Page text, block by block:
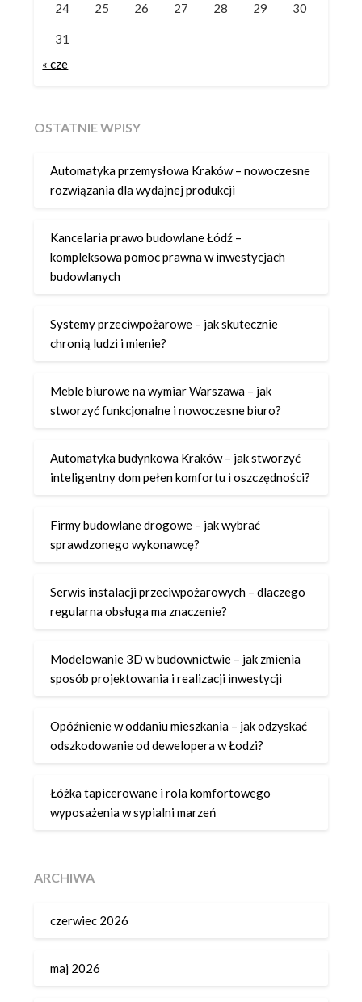
24 25 26 27 28 29 30
31
« cze
OSTATNIE WPISY
Automatyka przemysłowa Kraków – nowoczesne
rozwiązania dla wydajnej produkcji
Kancelaria prawo budowlane Łódź –
kompleksowa pomoc prawna w inwestycjach
budowlanych
Systemy przeciwpożarowe – jak skutecznie
chronią ludzi i mienie?
Meble biurowe na wymiar Warszawa – jak
stworzyć funkcjonalne i nowoczesne biuro?
Automatyka budynkowa Kraków – jak stworzyć
inteligentny dom pełen komfortu i oszczędności?
Firmy budowlane drogowe – jak wybrać
sprawdzonego wykonawcę?
Serwis instalacji przeciwpożarowych – dlaczego
regularna obsługa ma znaczenie?
Modelowanie 3D w budownictwie – jak zmienia
sposób projektowania i realizacji inwestycji
Opóźnienie w oddaniu mieszkania – jak odzyskać
odszkodowanie od dewelopera w Łodzi?
Łóżka tapicerowane i rola komfortowego
wyposażenia w sypialni marzeń
ARCHIWA
czerwiec 2026
maj 2026